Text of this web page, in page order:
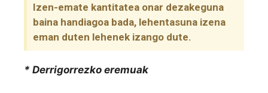
Izen-emate kantitatea onar dezakeguna
baina handiagoa bada, lehentasuna izena
eman duten lehenek izango dute.
* Derrigorrezko eremuak